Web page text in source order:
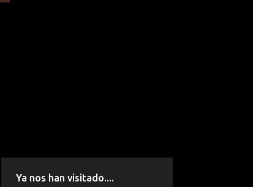
Ya nos han visitado....